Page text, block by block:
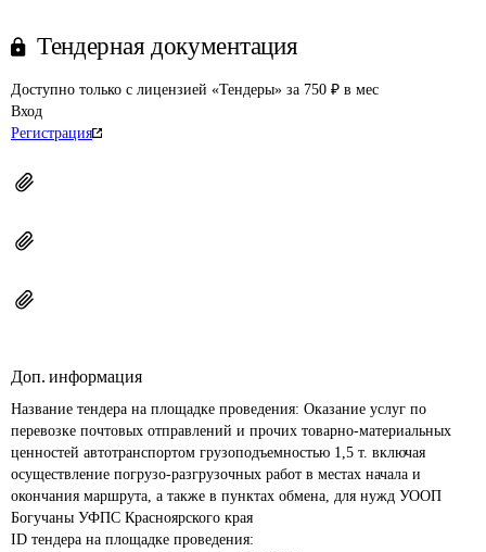
Тендерная документация
Доступно только с лицензией «Тендеры» за 750 ₽ в мес
Вход
Регистрация
Доп. информация
Название тендера на площадке проведения: Оказание услуг по
перевозке почтовых отправлений и прочих товарно-материальных
ценностей автотранспортом грузоподъемностью 1,5 т. включая
осуществление погрузо-разгрузочных работ в местах начала и
окончания маршрута, а также в пунктах обмена, для нужд УООП
Богучаны УФПС Красноярского края
ID тендера на площадке проведения: